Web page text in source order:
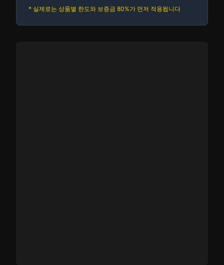
* 실제로는 상품별 한도와 보증금 80%가 먼저 적용됩니다